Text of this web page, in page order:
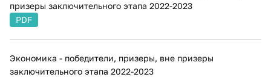
призеры заключительного этапа 2022-2023
PDF
Экономика - победители, призеры, вне призеры
заключительного этапа 2022-2023